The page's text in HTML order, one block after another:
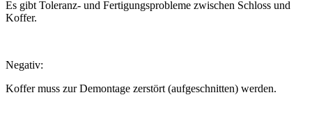
Es gibt Toleranz- und Fertigungsprobleme zwischen Schloss und
Koffer.
Negativ:
Koffer muss zur Demontage zerstört (aufgeschnitten) werden.